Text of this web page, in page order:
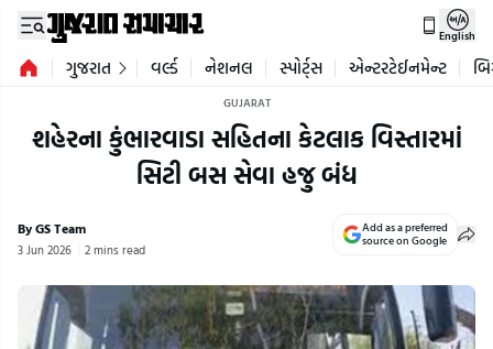
English
ગુજરાત વર્લ્ડ નેશનલ સ્પોર્ટ્સ એન્ટરટેઈનમેન્ટ
GUJARAT
શહેરના કુંભારવાડા સહિતના કેટલાક વિસ્તારમાં
સિટી બસ સેવા હજુ બંધ
By GS Team
3 Jun 2026 2 mins read
Add as a preferred
source on Google